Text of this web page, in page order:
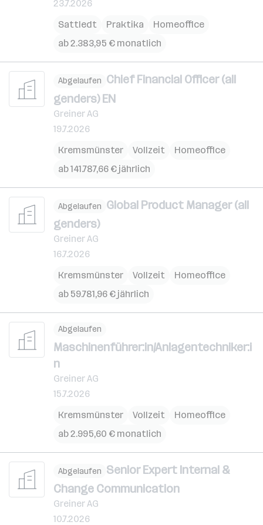
23.7.2026
Sattledt
Praktika
Homeoffice
ab 2.383,95 € monatlich
Abgelaufen Chief Financial Officer (all
genders) EN
Greiner AG
19.7.2026
Kremsmünster
Vollzeit
Homeoffice
ab 141.787,66 € jährlich
Abgelaufen Global Product Manager (all
genders)
Greiner AG
16.7.2026
Kremsmünster
Vollzeit
Homeoffice
ab 59.781,96 € jährlich
Abgelaufen
Maschinenführer:in/Anlagentechniker:i
n
Greiner AG
15.7.2026
Kremsmünster
Vollzeit
Homeoffice
ab 2.995,60 € monatlich
Abgelaufen Senior Expert Internal &
Change Communication
Greiner AG
10.7.2026